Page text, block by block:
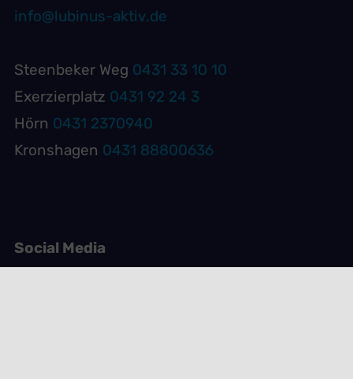
info@lubinus-aktiv.de
Steenbeker Weg 0431 33 10 10
Exerzierplatz 0431 92 24 3
Hörn 0431 2370940
Kronshagen 0431 88800636
Social Media